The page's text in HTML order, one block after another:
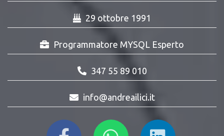
29 ottobre 1991
Programmatore MYSQL Esperto
347 55 89 010
info@andreailici.it